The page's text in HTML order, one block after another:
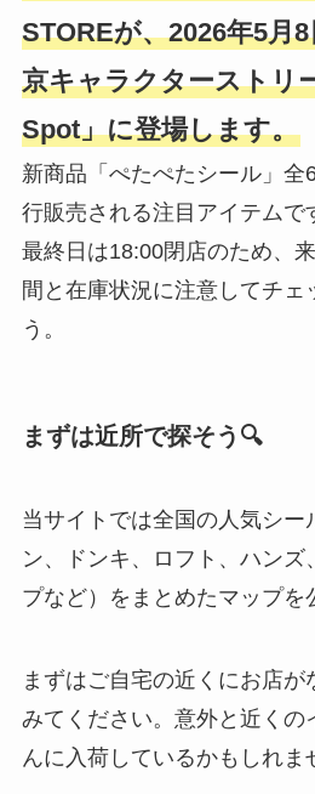
STOREが、2026年5月
京キャラクターストリ
Spot」に登場します。
新商品「ぺたぺたシール」全
行販売される注目アイテムで
最終日は18:00閉店のため、
間と在庫状況に注意してチェ
う。
まずは近所で探そう🔍
当サイトでは全国の人気シー
ン、ドンキ、ロフト、ハンズ
プなど）をまとめたマップを
まずはご自宅の近くにお店が
みてください。意外と近くの
んに入荷しているかもしれま